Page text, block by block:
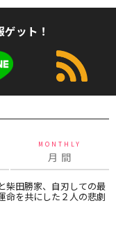
ット！
MONTHLY
月 間
柴田勝家、自刃しての最
を共にした２人の悲劇